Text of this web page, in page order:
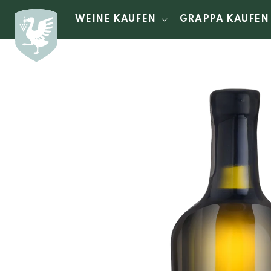
zum
Inhalt
WEINE KAUFEN GRAPPA KAUFEN